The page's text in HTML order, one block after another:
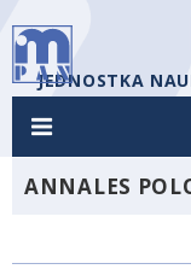
JEDNOSTKA
ANNALES